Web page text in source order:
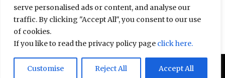
serve personalised ads or content, and analyse our
traffic. By clicking "Accept All", you consent to our use
of cookies.
If you like to read the privacy policy page click here.
Customise Reject All Accept All
Door deze site te gebruiken, ga je akkoord met het
Gebruiksvoorwaarden
Accept